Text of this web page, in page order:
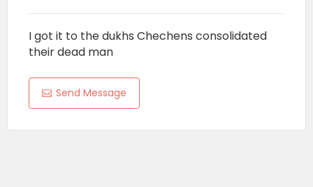
I got it to the dukhs Chechens consolidated
their dead man
Send Message